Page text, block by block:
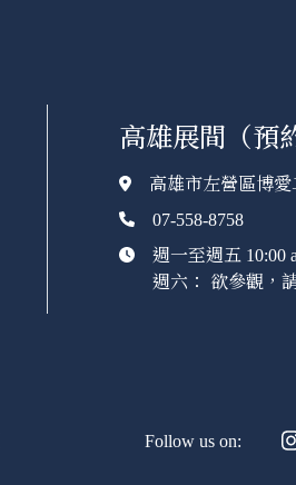
高雄展間（預
高雄市左營區博愛
07-558-8758
週一至週五 10:00
週六： 欲參觀，
Follow us on: